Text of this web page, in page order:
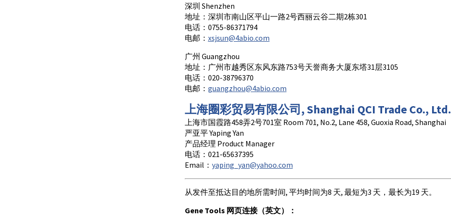
深圳 Shenzhen
地址：深圳市南山区平山一路2号西丽云谷二期2栋301
电话：0755-86371794
电邮： xsjsun@4abio.com
广州 Guangzhou
地址：广州市越秀区东风东路753号天誉商务大厦东塔31层3105
电话：020-38796370
电邮： guangzhou@4abio.com
上海圈彩贸易有限公司, Shanghai QCI Trade Co., Ltd.
上海市国霞路458弄2号701室 Room 701, No.2, Lane 458, Guoxia Road, Shanghai
严亚平 Yaping Yan
产品经理 Product Manager
电话：021-65637395
Email： yaping_yan@yahoo.com
从发件至抵达目的地所需时间, 平均时间为8 天, 最短为3 天，最长为19 天。
Gene Tools 网页连接（英文）：